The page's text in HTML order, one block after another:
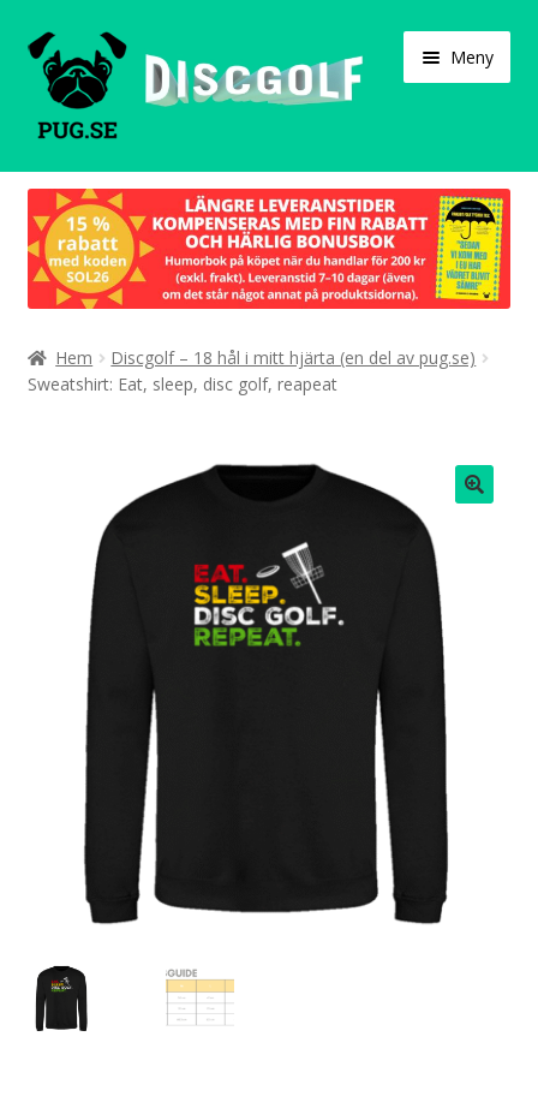
Hoppa
till
navigering
Hoppa
till
innehåll
Meny
Varukorg
Våra produkter
Designa själv!
Böcker
Info/villkor
Hem
Discgolf – 18 hål i mitt hjärta (en del av pug.se)
Sweatshirt: Eat, sleep, disc golf, reapeat